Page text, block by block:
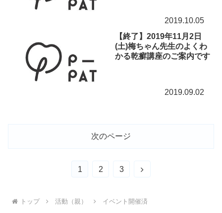
2019.10.05
【終了】2019年11月2日
(土)梅ちゃん先生のよくわ
かる乾癬講座のご案内です
2019.09.02
次のページ
1 2 3
次
トップ 活動（親） イベント開催済